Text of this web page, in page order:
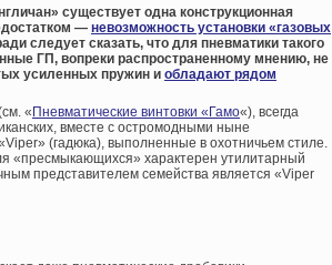
существует одна конструкционная
— невозможность установки «газовых
следует сказать, что для пневматики такого
ГП, вопреки распространенному мнению, не
усиленных пружин и обладают рядом
« Пневматические винтовки «Гамо«), всегда
вместе с остромодными ныне
(гадюка), выполненные в охотничьем стиле.
«пресмыкающихся» характерен утилитарный
представителем семейства является «Viper